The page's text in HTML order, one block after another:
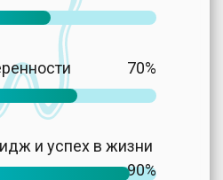
70%
и успех в жизни
90%